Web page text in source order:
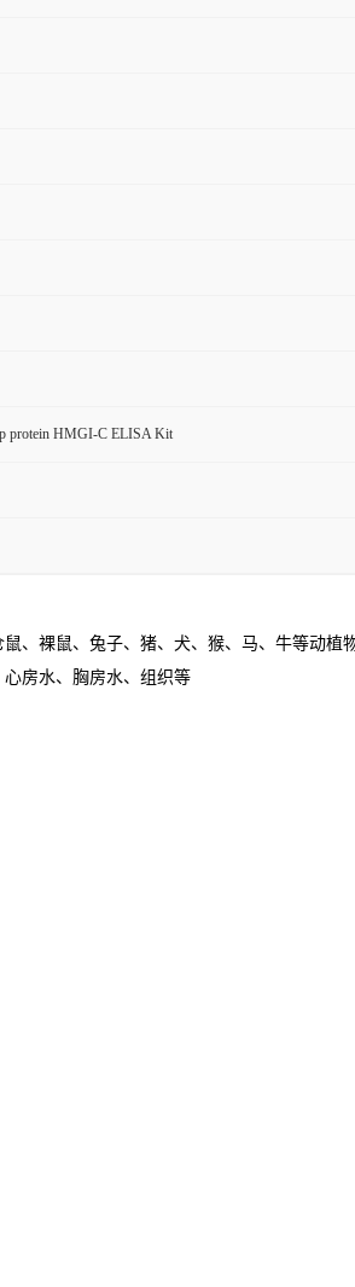
protein HMGI-C ELISA Kit
、裸鼠、兔子、猪、犬、猴、马、牛等动植物
房水、胸房水、组织等